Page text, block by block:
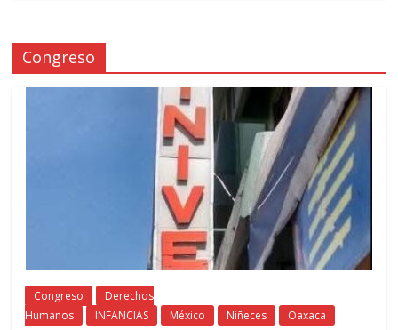
Congreso
Congreso
Derechos
Humanos
INFANCIAS México Niñeces Oaxaca